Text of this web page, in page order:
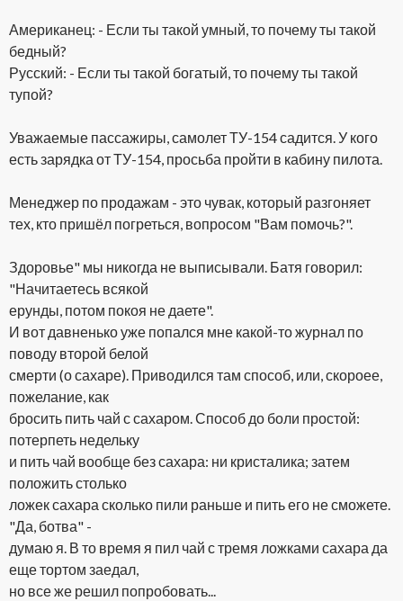
Американец: - Если ты такой умный, то почему ты такой
бедный?
Русский: - Если ты такой богатый, то почему ты такой
тупой?
Уважаемые пассажиры, самолет ТУ-154 садится. У кого
есть зарядка от ТУ-154, просьба пройти в кабину пилота.
Менеджер по продажам - это чувак, который разгоняет
тех, кто пришёл погреться, вопросом "Вам помочь?".
Здоровье" мы никогда не выписывали. Батя говорил:
"Начитаетесь всякой
ерунды, потом покоя не даете".
И вот давненько уже попался мне какой-то журнал по
поводу второй белой
смерти (о сахаре). Приводился там способ, или, скороее,
пожелание, как
бросить пить чай с сахаром. Способ до боли простой:
потерпеть недельку
и пить чай вообще без сахара: ни кристалика; затем
положить столько
ложек сахара сколько пили раньше и пить его не сможете.
"Да, ботва" -
думаю я. В то время я пил чай с тремя ложками сахара да
еще тортом заедал,
но все же решил попробовать...